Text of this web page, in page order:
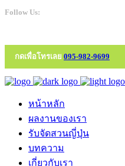
Follow Us:
กดเพื่อโทรเลย 095-982-9699
หน้าหลัก
ผลงานของเรา
รับจัดสวนญี่ปุ่น
บทความ
เกี่ยวกับเรา